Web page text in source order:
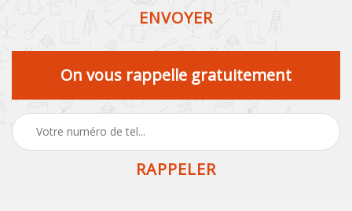
On vous rappelle gratuitement